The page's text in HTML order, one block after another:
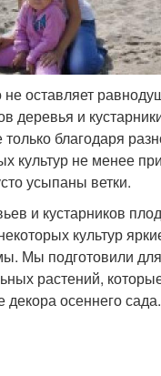
не оставляет
деревья и
благодаря
культур не менее
усыпаны ветки.
и кустарников
культур
Мы подготовили
растений,
декора осеннего сада.